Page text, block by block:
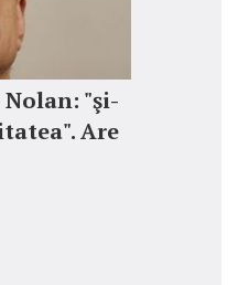
"şi-
Are